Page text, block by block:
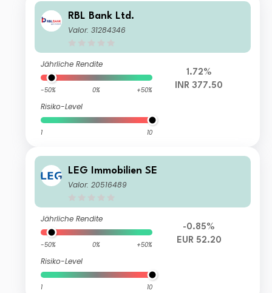
RBL Bank Ltd.
Valor: 31284346
Jährliche Rendite
-50% 0% +50%
Risiko-Level
1 10
1.72%
INR 377.50
LEG Immobilien SE
Valor: 20516489
Jährliche Rendite
-50% 0% +50%
Risiko-Level
1 10
-0.85%
EUR 52.20